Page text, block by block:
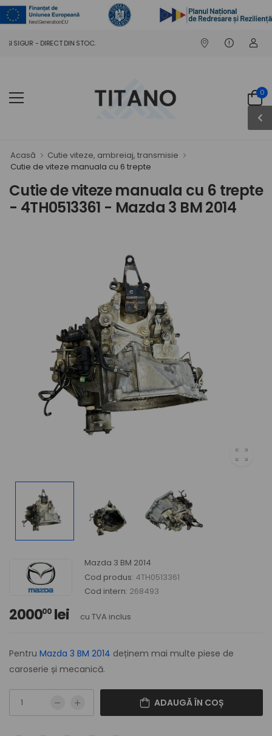
SIGUR - DIRECT DIN STOC.
0
Acasă
Cutie viteze, ambreiaj, transmisie
Cutie de viteze manuala cu 6 trepte
Cutie de viteze manuala cu 6 trepte
- 4TH0513361 - Mazda 3 BM 2014
Mazda 3 BM 2014
Cod produs: 4TH0513361
Cod intern: 268493
200000 lei cu TVA inclus
Pentru Mazda 3 BM 2014 deținem mai multe piese de
caroserie și mecanică.
ADAUGĂ ÎN COȘ